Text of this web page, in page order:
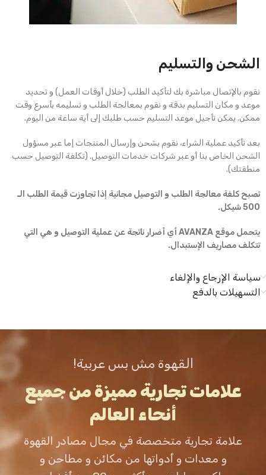
الشحن والتسليم
نقوم بالإتصال مباشرة بك لتأكيد الطلب (خلال أوقات العمل) و تحديد
موعد و مكان التسليم بدقة و نقوم بمعالجة الطلب و تسليمه بأسرع وقت
ممكن. يمكن تأجيل موعد التسليم حسب طلبك إلى أية ساعة من اليوم.
بعد تأكيد عملية الشراء، نقوم بشحن وإرسال المنتجات إما عبر مسؤول
الشحن الخاص بنا أو عبر شركات خدمات التوصيل. (تكلفة التوصيل حسب
منطقتك).
تصبح كلفة معالجة الطلب و التوصيل مجانية إذا تجاوزت قيمة الطلب الـ
500 شيكل.
يتحمل موقع AVANZA أي أضرار ناتجة عن عملية التوصيل و هي التي
تتكلف مصاريف الإستبدال.
سياسة الإرجاع والإلغاء
التسهيلات بالدفع
القهوة مش بس عربية!
علامات تجارية مميزة من جميع
أنحاء العالم
علامة تجارية متخصصة في مجال مصادر القهوة
و معدات و أدواتها من مكائن و مطاحن و